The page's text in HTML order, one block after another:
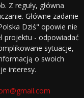
Z reguły, główna
Główne zadanie
Dziś" opowie nie
projektu - odpowiadać
sytuacje,
o swoich
interesy.